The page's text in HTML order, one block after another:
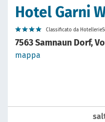
Hotel Garni
Classificato da
7563 Samnaun Dorf,
mappa